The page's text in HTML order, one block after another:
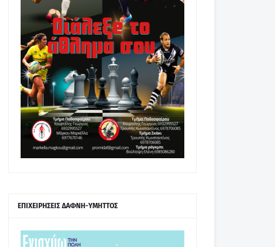
ΕΠΙΧΕΙΡΗΣΕΙΣ ΔΑΦΝΗ-ΥΜΗΤΤΟΣ